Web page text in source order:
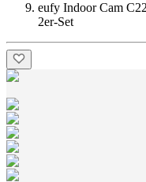
eufy Indoor Cam
2er-Set